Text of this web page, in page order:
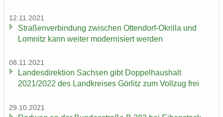
12.11.2021
Stra­ßen­ver­bin­dung zwi­schen Ottendorf-​Okrilla und
Lom­nitz kann wei­ter mo­der­ni­siert wer­den
08.11.2021
Lan­des­di­rek­ti­on Sach­sen gibt Dop­pel­haus­halt
2021/2022 des Land­krei­ses Gör­litz zum Voll­zug frei
29.10.2021